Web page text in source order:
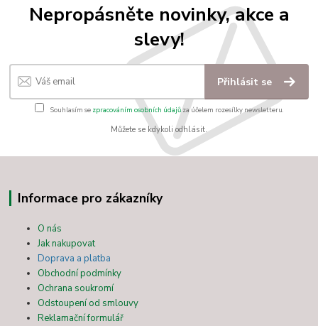
Nepropásněte novinky, akce a
slevy!
Přihlásit se
Souhlasím se zpracováním osobních údajůza účelem rozesílky newsletteru.
Můžete se kdykoli odhlásit.
Informace pro zákazníky
O nás
Jak nakupovat
Doprava a platba
Obchodní podmínky
Ochrana soukromí
Odstoupení od smlouvy
Reklamační formulář